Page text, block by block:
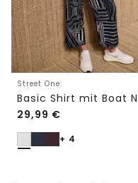
Street One
29,99 €
+ 4